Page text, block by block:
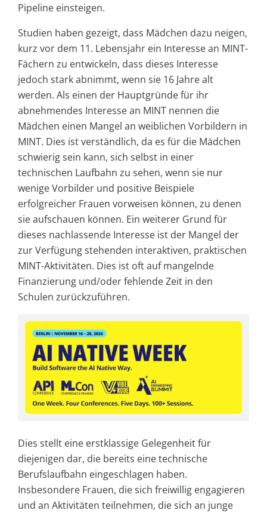
Pipeline einsteigen.
Studien haben gezeigt, dass Mädchen dazu neigen,
kurz vor dem 11. Lebensjahr ein Interesse an MINT-
Fächern zu entwickeln, dass dieses Interesse
jedoch stark abnimmt, wenn sie 16 Jahre alt
werden. Als einen der Hauptgründe für ihr
abnehmendes Interesse an MINT nennen die
Mädchen einen Mangel an weiblichen Vorbildern in
MINT. Dies ist verständlich, da es für die Mädchen
schwierig sein kann, sich selbst in einer
technischen Laufbahn zu sehen, wenn sie nur
wenige Vorbilder und positive Beispiele
erfolgreicher Frauen vorweisen können, zu denen
sie aufschauen können. Ein weiterer Grund für
dieses nachlassende Interesse ist der Mangel der
zur Verfügung stehenden interaktiven, praktischen
MINT-Aktivitäten. Dies ist oft auf mangelnde
Finanzierung und/oder fehlende Zeit in den
Schulen zurückzuführen.
Dies stellt eine erstklassige Gelegenheit für
diejenigen dar, die bereits eine technische
Berufslaufbahn eingeschlagen haben.
Insbesondere Frauen, die sich freiwillig engagieren
und an Aktivitäten teilnehmen, die sich an junge